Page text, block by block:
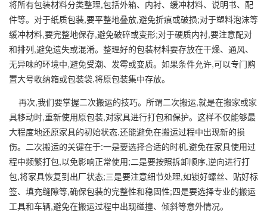
将所有包装材料分类整理,包括外箱、内衬、缓冲材料、说明书、配
件等。对于纸质包装,要平整地叠放,避免折痕或破损;对于塑料泡沫等
缓冲材料,要完整地保存,避免破碎或变形;对于硬质内衬,要注意配对
和排列,避免遗失或混淆。整理好的包装材料要存放在干燥、通风、
无异味的环境中,避免受潮、发霉或变质。如果条件允许,可以专门购
置大号收纳箱或包装袋,将原包装集中存放。
再次,我们要掌握二次搬运的技巧。所谓二次搬运,就是在搬家或家
具移动时,重新使用原包装,对家具进行打包和保护。这样不仅能够最
大程度地还原家具的初始状态,还能避免在搬运过程中出现新的损
伤。二次搬运的关键在于:一是要选择合适的时机,避免在家具使用过
程中频繁打包,以免影响正常使用;二是要按照拆卸顺序,逆向进行打
包,将家具恢复到出厂状态;三是要注意细节处理,如锁好螺丝、贴好标
签、填充缝隙等,确保包装的完整性和稳固性;四是要选择专业的搬运
工具和车辆,避免在搬运过程中出现碰撞、倾斜等意外情况。